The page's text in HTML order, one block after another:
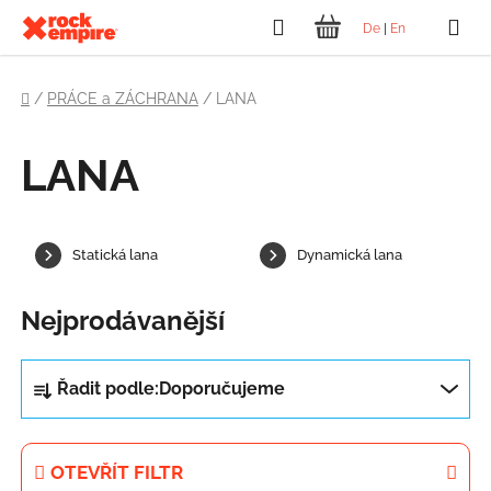
obsah
De En
Hledat
NÁKUPNÍ
Domů
/ PRÁCE a ZÁCHRANA / LANA
LANA
Statická lana Dynamická lana
Nejprodávanější
a
z
e
Řadit podle: Doporučujeme
OTEVŘÍT FILTR